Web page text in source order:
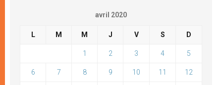
avril 2020
L M M J V S D
1 2 3 4 5
6 7 8 9 10 11 12